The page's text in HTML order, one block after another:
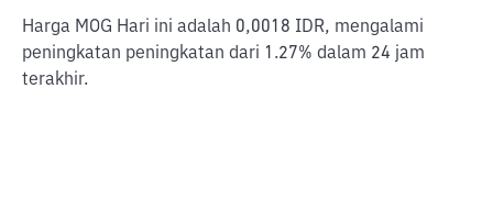
Harga MOG Hari ini adalah 0,0018 IDR, mengalami
peningkatan peningkatan dari 1.27% dalam 24 jam
terakhir.